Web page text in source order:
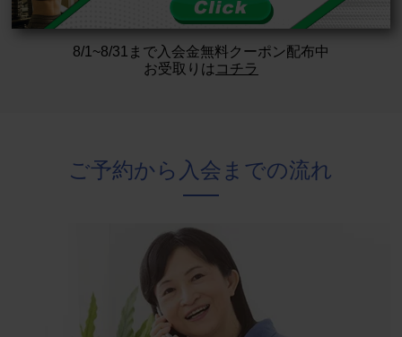
8/1~8/31まで入会金無料クーポン配布中
お受取りは コチラ
ご予約から入会までの流れ